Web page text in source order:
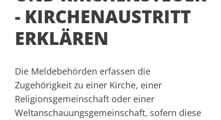
- KIRCHENAUSTRITT
ERKLÄREN
Die Meldebehörden erfassen die
Zugehörigkeit zu einer Kirche, einer
Religionsgemeinschaft oder einer
Weltanschauungsgemeinschaft, sofern diese